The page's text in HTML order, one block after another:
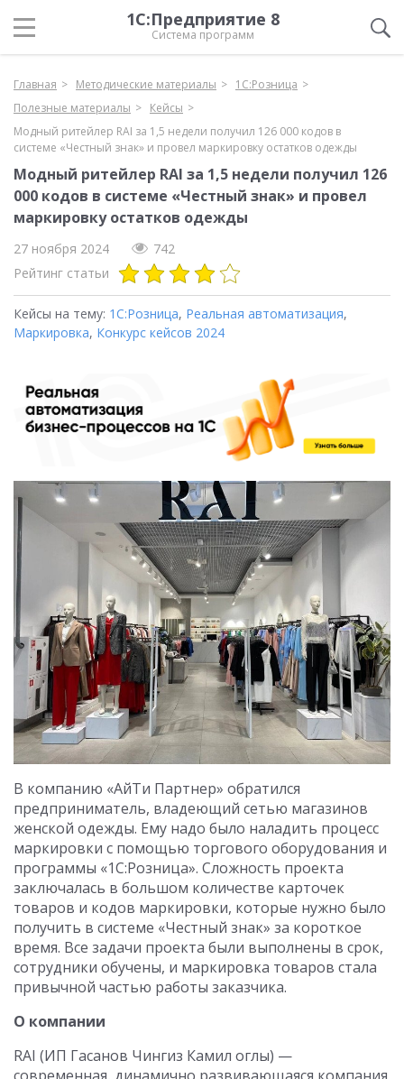
1С:Предприятие 8
Система программ
Главная Методические материалы
1С:Розница
Полезные материалы
Кейсы
Модный ритейлер RAI за 1,5 недели получил 126 000 кодов в
системе «Честный знак» и провел маркировку остатков одежды
Модный ритейлер RAI за 1,5 недели получил 126
000 кодов в системе «Честный знак» и провел
маркировку остатков одежды
27 ноября 2024
742
Рейтинг статьи
Кейсы на тему: 1С:Розница, Реальная автоматизация,
Маркировка, Конкурс кейсов 2024
В компанию «АйТи Партнер» обратился
предприниматель, владеющий сетью магазинов
женской одежды. Ему надо было наладить процесс
маркировки с помощью торгового оборудования и
программы «1С:Розница». Сложность проекта
заключалась в большом количестве карточек
товаров и кодов маркировки, которые нужно было
получить в системе «Честный знак» за короткое
время. Все задачи проекта были выполнены в срок,
сотрудники обучены, и маркировка товаров стала
привычной частью работы заказчика.
О компании
RAI (ИП Гасанов Чингиз Камил оглы) —